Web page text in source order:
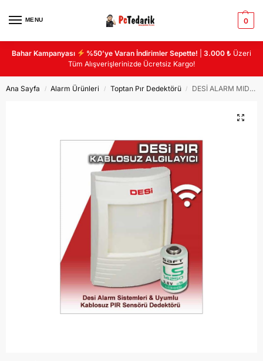
MENU 0
Bahar Kampanyası %50’ye Varan İndirimler Sepette! |3.000 ₺ Üzeri
Tüm Alışverişlerinizde Ücretsiz Kargo!
Ana Sayfa / Alarm Ürünleri / Toptan Pır Dedektörü / DESİ ALARM MIDLINE KABLOSUZ PIR DEDEKTÖR LR46 RF PIR V2